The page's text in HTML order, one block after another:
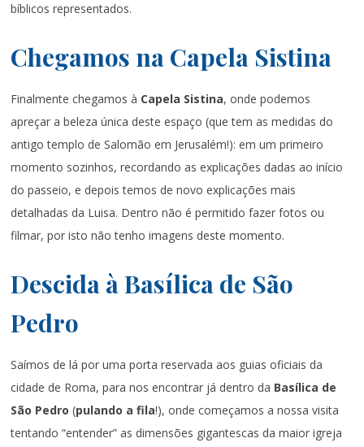
bíblicos representados.
Chegamos na Capela Sistina
Finalmente chegamos à Capela Sistina, onde podemos
apreçar a beleza única deste espaço (que tem as medidas do
antigo templo de Salomão em Jerusalém!): em um primeiro
momento sozinhos, recordando as explicações dadas ao início
do passeio, e depois temos de novo explicações mais
detalhadas da Luisa. Dentro não é permitido fazer fotos ou
filmar, por isto não tenho imagens deste momento.
Descida à Basílica de São
Pedro
Saímos de lá por uma porta reservada aos guias oficiais da
cidade de Roma, para nos encontrar já dentro da Basílica de
São Pedro (pulando a fila!), onde começamos a nossa visita
tentando “entender” as dimensões gigantescas da maior igreja